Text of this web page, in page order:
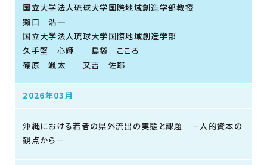
国立大学法人琉球大学国際地域創造学部教授
獺口 浩一
国立大学法人琉球大学国際地域創造学部
久手堅 心輝 島袋 こころ
篠原 颯太 又吉 佐耶
2026年03月
沖縄における若者の県外流出の実態と課題 －人的資本の
観点から－